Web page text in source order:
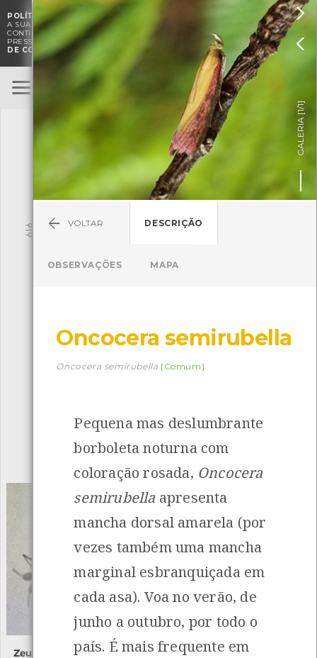
POLÍTICA DE COOKIES. O CMIA UTILIZA COOKIES PARA MELHORAR
A SUA EXPERIÊNCIA DE NAVEGAÇÃO E PARA FINS ESTATÍSTICOS.A
CONTINUAÇÃO DA UTILIZAÇÃO DESTE WEBSITE E SERVIÇOS
PRESSUPÕE A ACEITAÇÃO DA UTILIZAÇÃO DE COOKIES.
POLÍTICA
DE COOKIES

BioRegisto
TERMOS DE UTILIZAÇÃO
SUBMETER OBSERVAÇÃO
Pesquisa
Descarregar a app BioRegisto
Espécies 4837Observações
Zeuzera pyrina
Aranha-caranguejo-de-


GALERIA [
1/1
]
VOLTAR DESCRIÇÃO
OBSERVAÇÕES MAPA
Oncocera semirubella
Oncocera semirubella [Comum]
Pequena mas deslumbrante
borboleta noturna com
coloração rosada, Oncocera
semirubella apresenta
mancha dorsal amarela (por
vezes também uma mancha
marginal esbranquiçada em
cada asa). Voa no verão, de
junho a outubro, por todo o
país. É mais frequente em